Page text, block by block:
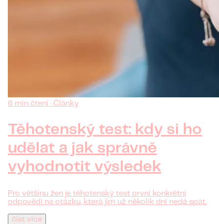
6 min čtení · Články
Těhotenský test: kdy si ho
udělat a jak správně
vyhodnotit výsledek
Pro většinu žen je těhotenský test první konkrétní
odpovědí na otázku, která jim už několik dní nedá spát.
číst více